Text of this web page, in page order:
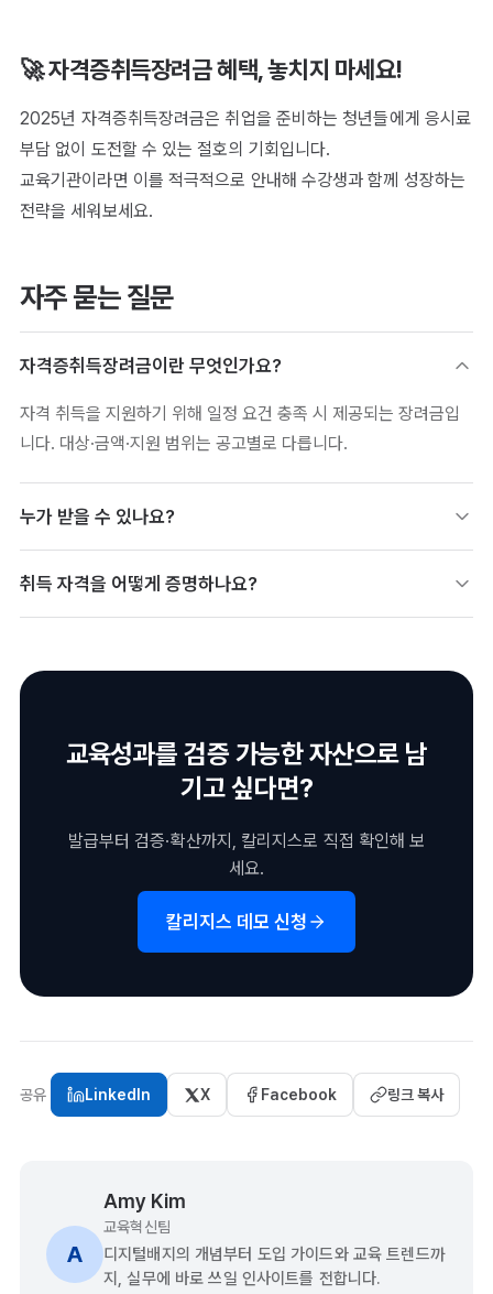
🚀 자격증취득장려금 혜택, 놓치지 마세요!
2025년 자격증취득장려금은 취업을 준비하는 청년들에게 응시료
부담 없이 도전할 수 있는 절호의 기회입니다.
교육기관이라면 이를 적극적으로 안내해 수강생과 함께 성장하는
전략을 세워보세요.
자주 묻는 질문
자격증취득장려금이란 무엇인가요?
자격 취득을 지원하기 위해 일정 요건 충족 시 제공되는 장려금입
니다. 대상·금액·지원 범위는 공고별로 다릅니다.
누가 받을 수 있나요?
자격 종류 등 조건이 함께 적용되는 경우가 많습니다.
취득 자격을 어떻게 증명하나요?
교육성과를 검증 가능한 자산으로 남
기고 싶다면?
발급부터 검증·확산까지, 칼리지스로 직접 확인해 보
세요.
칼리지스 데모 신청
공유 LinkedIn X Facebook 링크 복사
A
Amy Kim
교육혁신팀
디지털배지의 개념부터 도입 가이드와 교육 트렌드까
지, 실무에 바로 쓰일 인사이트를 전합니다.